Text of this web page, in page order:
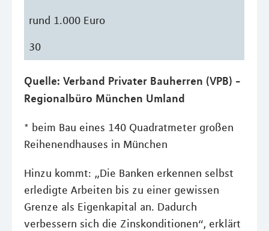
rund 1.000 Euro
30
Quelle: Verband Privater Bauherren (VPB) -
Regionalbüro München Umland
* beim Bau eines 140 Quadratmeter großen
Reihenendhauses in München
Hinzu kommt: „Die Banken erkennen selbst
erledigte Arbeiten bis zu einer gewissen
Grenze als Eigenkapital an. Dadurch
verbessern sich die Zinskonditionen“, erklärt